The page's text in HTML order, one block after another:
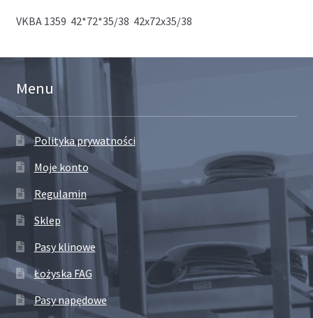
VKBA 1359 42*72*35/38 42x72x35/38
Menu
Polityka prywatności
Moje konto
Regulamin
Sklep
Pasy klinowe
Łożyska FAG
Pasy napędowe